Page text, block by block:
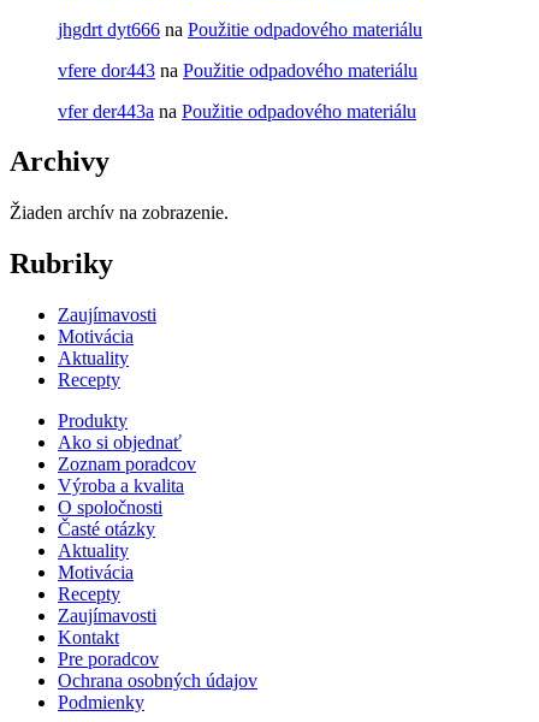
jhgdrt dyt666 na Použitie odpadového materiálu
vfere dor443 na Použitie odpadového materiálu
vfer der443a na Použitie odpadového materiálu
Archivy
Žiaden archív na zobrazenie.
Rubriky
Zaujímavosti
Motivácia
Aktuality
Recepty
Produkty
Ako si objednať
Zoznam poradcov
Výroba a kvalita
O spoločnosti
Časté otázky
Aktuality
Motivácia
Recepty
Zaujímavosti
Kontakt
Pre poradcov
Ochrana osobných údajov
Podmienky